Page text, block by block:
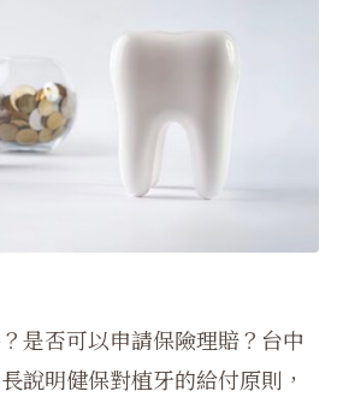
是否可以申請保險理賠？台中
說明健保對植牙的給付原則，